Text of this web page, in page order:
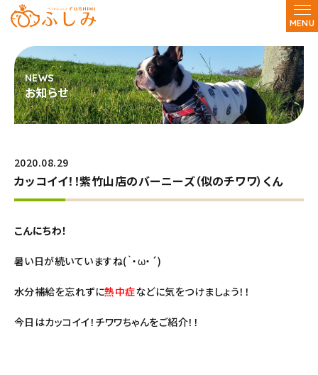
MENU
お知らせ
2020.08.29
カッコイイ！！紫竹山店のバーニーズ（似のチワワ）くん
こんにちわ！
暑い日が続いていますね(｀・ω・´)
水分補給を忘れずに熱中症などに気をつけましょう！！
今日はカッコイイ！チワワちゃんをご紹介！！